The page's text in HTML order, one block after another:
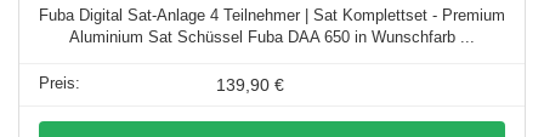
Fuba Digital Sat-Anlage 4 Teilnehmer | Sat Komplettset - Premium
Aluminium Sat Schüssel Fuba DAA 650 in Wunschfarb ...
139,90 €